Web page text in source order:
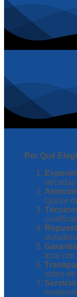
Por Qué
Quirze
total
antes